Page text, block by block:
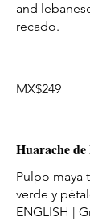
and
recado.
MX$249
Huarache
Pulpo maya
verde y
ENGLISH |